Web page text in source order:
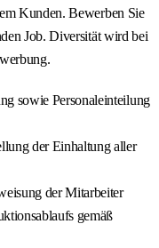
Kunden. Bewerben Sie
Job. Diversität wird bei
sowie Personaleinteilung
der Einhaltung aller
der Mitarbeiter
gemäß